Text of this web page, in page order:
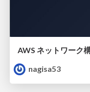
nagisa53